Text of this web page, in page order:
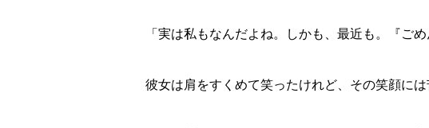
「実は私もなんだよね。しかも、最近も。『ご
彼女は肩をすくめて笑ったけれど、その笑顔には